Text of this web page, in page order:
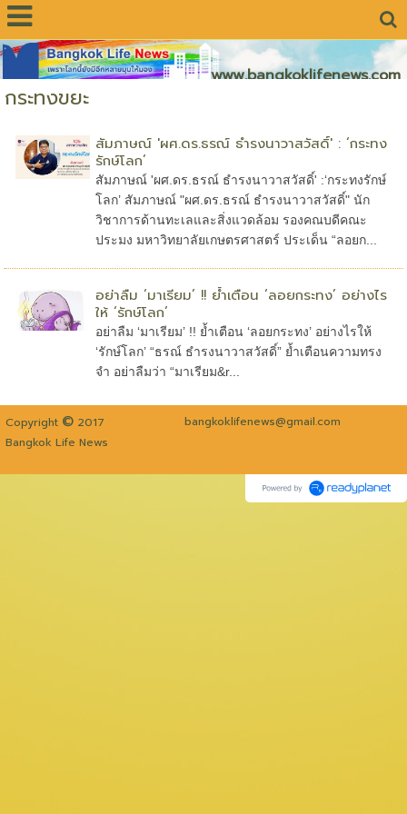
www.bangkoklifenews.com
กระทงขยะ
สัมภาษณ์ 'ผศ.ดร.ธรณ์ ธำรงนาวาสวัสดิ์' : ‘กระทง
รักษ์โลก’
สัมภาษณ์ 'ผศ.ดร.ธรณ์ ธำรงนาวาสวัสดิ์' :‘กระทงรักษ์
โลก’ สัมภาษณ์ "ผศ.ดร.ธรณ์ ธำรงนาวาสวัสดิ์" นัก
วิชาการด้านทะเลและสิ่งแวดล้อม รองคณบดีคณะ
ประมง มหาวิทยาลัยเกษตรศาสตร์ ประเด็น “ลอยก...
อย่าลืม ‘มาเรียม’ !! ย้ำเตือน ‘ลอยกระทง’ อย่างไร
ให้ ‘รักษ์โลก’
อย่าลืม ‘มาเรียม’ !! ย้ำเตือน ‘ลอยกระทง’ อย่างไรให้
‘รักษ์โลก’ “ธรณ์ ธำรงนาวาสวัสดิ์” ย้ำเตือนความทรง
จำ อย่าลืมว่า “มาเรียม&r...
Copyright © 2017
bangkoklifenews@gmail.com
Bangkok Life News